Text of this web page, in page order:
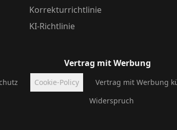
Korrekturrichtlinie
KI-Richtlinie
Vertrag mit Werbung
Cookie-Policy Vertrag mit Werbung
Widerspruch